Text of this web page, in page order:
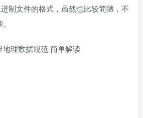
制文件的格式，虽然也比较简陋，不